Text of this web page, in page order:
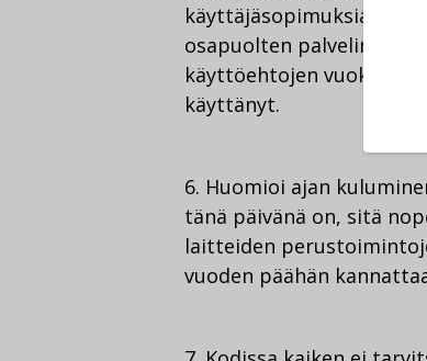
käyttäjäsopimuksia olet
osapuolten palvelimilta,
käyttöehtojen vuoksi.
käyttänyt.
6. Huomioi ajan
tänä päivänä on, sitä
laitteiden
vuoden päähän